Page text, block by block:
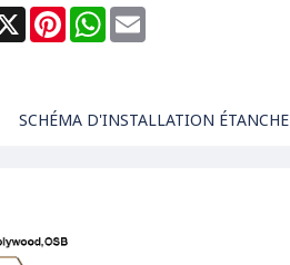
X PinterestWhatsApp
Email
SCHÉMA D'INSTALLATION ÉTANCHE